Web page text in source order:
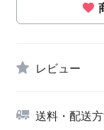
レビュー
送料・配送